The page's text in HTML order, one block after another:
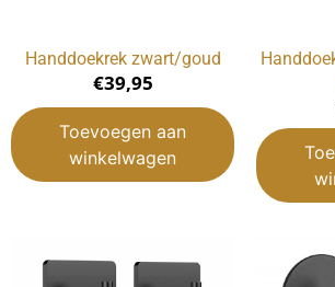
Handdoekrek zwart/goud
€39,95
Toevoegen aan
winkelwagen